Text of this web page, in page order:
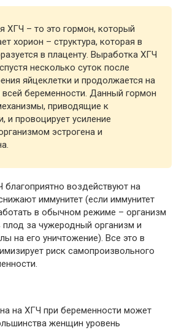
ХГЧ – то это гормон, который
хорион – структура, которая в
в плаценту. Выработка ХГЧ
несколько суток после
яйцеклетки и продолжается на
беременности. Данный гормон
приводящие к
и провоцирует усиление
эстрогена и
воздействуют на
иммунитет (если иммунитет
в обычном режиме – организм
за чужеродный организм и
на его уничтожение). Все это в
риск самопроизвольного
на ХГЧ при беременности может
женщин уровень